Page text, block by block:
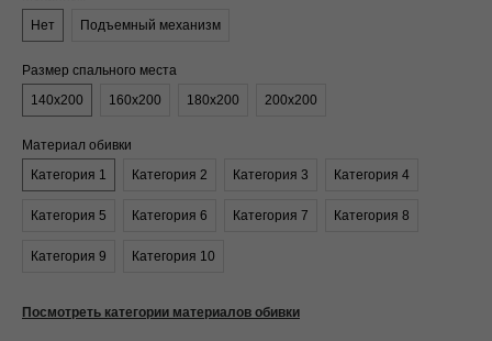
Нет
Подъемный механизм
Размер спального места
140х200
160х200 180х200 200х200
Материал обивки
Категория 1
Категория 2 Категория 3 Категория 4
Категория 5 Категория 6 Категория 7 Категория 8
Категория 9 Категория 10
Посмотреть категории материалов обивки